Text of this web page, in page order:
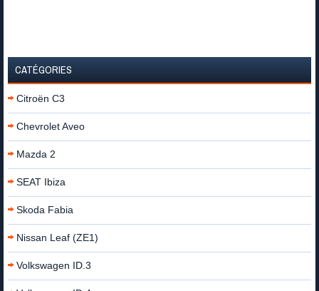
CATÉGORIES
Citroën C3
Chevrolet Aveo
Mazda 2
SEAT Ibiza
Skoda Fabia
Nissan Leaf (ZE1)
Volkswagen ID.3